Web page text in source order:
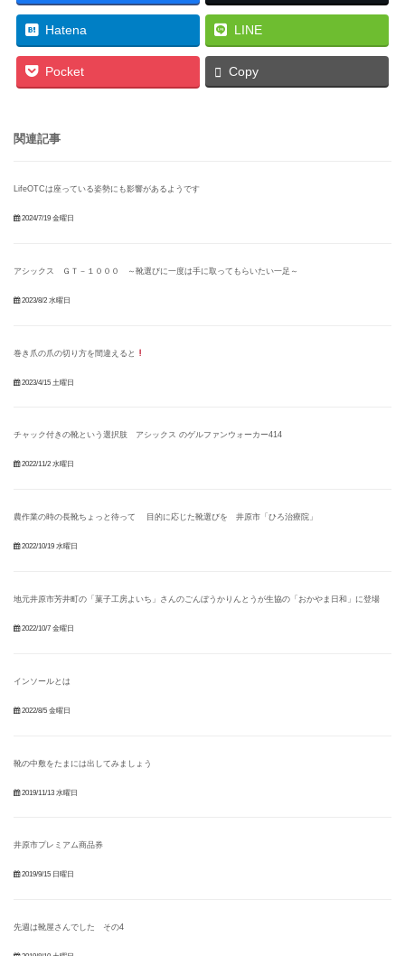
Hatena LINE
Pocket Copy
関連記事
LifeOTCは座っている姿勢にも影響があるようです
2024/7/19 金曜日
アシックス ＧＴ－１０００ ～靴選びに一度は手に取ってもらいたい一足～
2023/8/2 水曜日
巻き爪の爪の切り方を間違えると
2023/4/15 土曜日
チャック付きの靴という選択肢 アシックス のゲルファンウォーカー414
2022/11/2 水曜日
農作業の時の長靴ちょっと待って 目的に応じた靴選びを 井原市「ひろ治療院」
2022/10/19 水曜日
地元井原市芳井町の「菓子工房よいち」さんのごんぼうかりんとうが生協の「おかやま日和」に登場
2022/10/7 金曜日
インソールとは
2022/8/5 金曜日
靴の中敷をたまには出してみましょう
2019/11/13 水曜日
井原市プレミアム商品券
2019/9/15 日曜日
先週は靴屋さんでした その4